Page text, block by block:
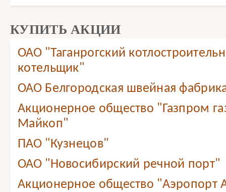
КУПИТЬ АКЦИИ
ОАО "Таганрогский
котельщик"
ОАО Белгородская швейная
Акционерное общество "Газпром
Майкоп"
ПАО "Кузнецов"
ОАО "Новосибирский речной порт"
Акционерное общество "Аэропорт